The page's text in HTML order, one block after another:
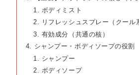
ボディミスト
リフレッシュスプレー（クール
有効成分（共通の核）
シャンプー・ボディソープの役割
シャンプー
ボディソープ